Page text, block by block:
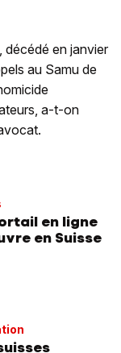
décédé en janvier
au Samu de
a-t-on
en ligne
en Suisse